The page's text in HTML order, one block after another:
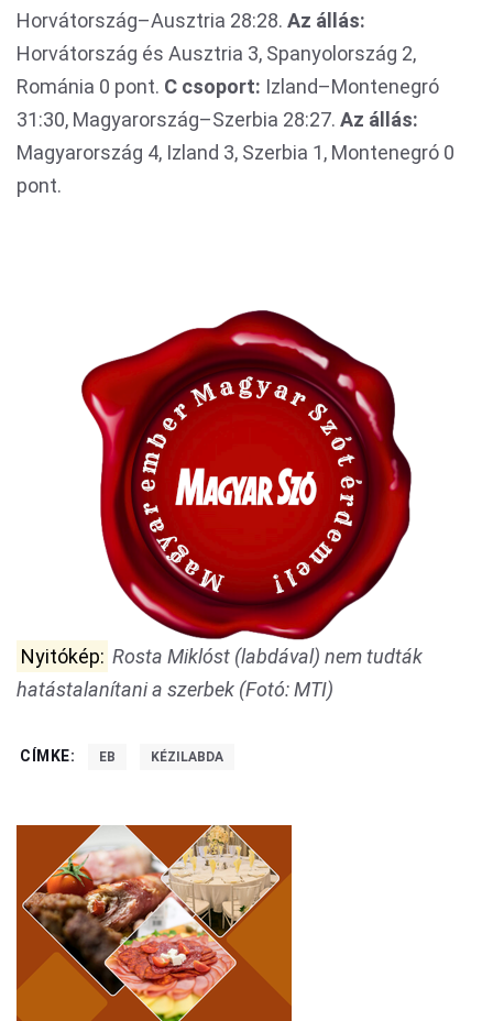
Horvátország–Ausztria 28:28. Az állás:
Horvátország és Ausztria 3, Spanyolország 2,
Románia 0 pont. C csoport: Izland–Montenegró
31:30, Magyarország–Szerbia 28:27. Az állás:
Magyarország 4, Izland 3, Szerbia 1, Montenegró 0
pont.
Nyitókép: Rosta Miklóst (labdával) nem tudták
hatástalanítani a szerbek (Fotó: MTI)
CÍMKE: EB KÉZILABDA